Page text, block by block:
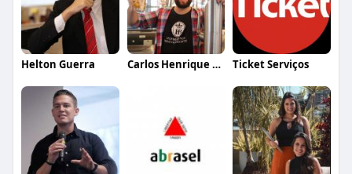
Helton Guerra Carlos Henrique de Faria Vasconcelos Ticket Serviços